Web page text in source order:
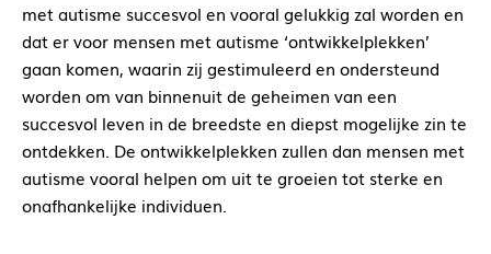
met autisme succesvol en vooral gelukkig zal worden en
dat er voor mensen met autisme ‘ontwikkelplekken’
gaan komen, waarin zij gestimuleerd en ondersteund
worden om van binnenuit de geheimen van een
succesvol leven in de breedste en diepst mogelijke zin te
ontdekken. De ontwikkelplekken zullen dan mensen met
autisme vooral helpen om uit te groeien tot sterke en
onafhankelijke individuen.